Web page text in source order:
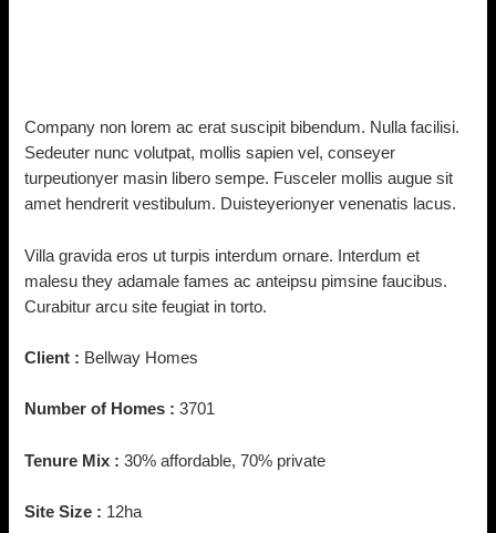
Company non lorem ac erat suscipit bibendum. Nulla facilisi.
Sedeuter nunc volutpat, mollis sapien vel, conseyer
turpeutionyer masin libero sempe. Fusceler mollis augue sit
amet hendrerit vestibulum. Duisteyerionyer venenatis lacus.
Villa gravida eros ut turpis interdum ornare. Interdum et
malesu they adamale fames ac anteipsu pimsine faucibus.
Curabitur arcu site feugiat in torto.
Client : Bellway Homes
Number of Homes :3701
Tenure Mix :30% affordable, 70% private
Site Size : 12ha